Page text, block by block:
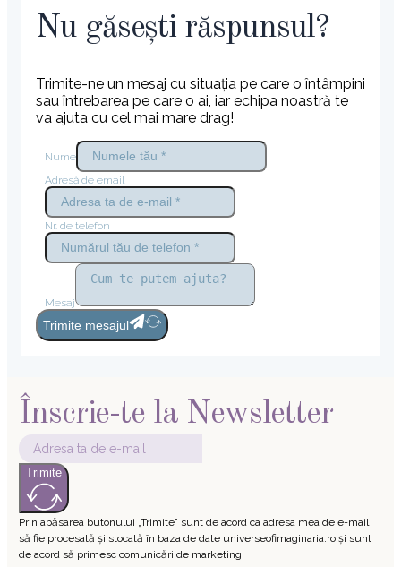
Nu găsești răspunsul?
Trimite-ne un mesaj cu situația pe care o întâmpini
sau întrebarea pe care o ai, iar echipa noastră te
va ajuta cu cel mai mare drag!
Nume
Adresă de email
Nr. de telefon
Mesaj
Trimite mesajul
Înscrie-te la Newsletter
Trimite
Prin apăsarea butonului „Trimite” sunt de acord ca adresa mea de e-mail
să fie procesată și stocată în baza de date universeofimaginaria.ro și sunt
de acord să primesc comunicări de marketing.